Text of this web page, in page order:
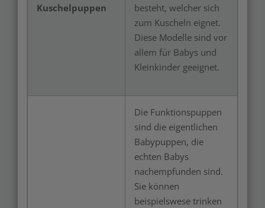
Kuschelpuppen
besteht, welcher sich
zum Kuscheln eignet.
Diese Modelle sind vor
allem für Babys und
Kleinkinder geeignet.
Die Funktionspuppen
sind die eigentlichen
Babypuppen, die
echten Babys
nachempfunden sind.
Sie können
beispielswese trinken